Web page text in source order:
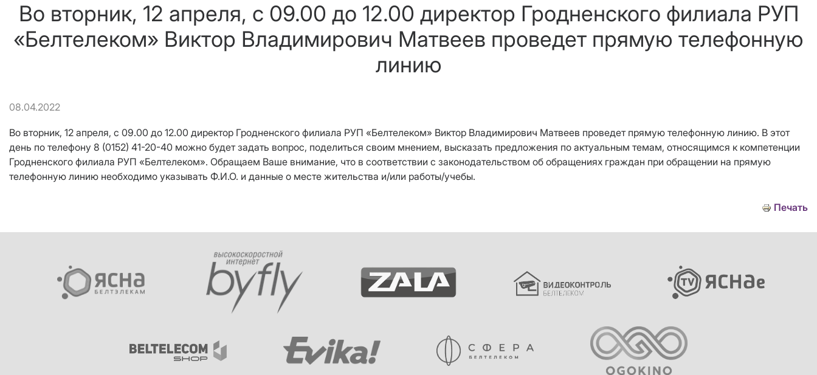
Во вторник, 12 апреля, с 09.00 до 12.00 директор Гродненского филиала РУП
«Белтелеком» Виктор Владимирович Матвеев проведет прямую телефонную
линию
08.04.2022
Во вторник, 12 апреля, с 09.00 до 12.00 директор Гродненского филиала РУП «Белтелеком» Виктор Владимирович Матвеев проведет прямую телефонную линию. В этот
день по телефону 8 (0152) 41-20-40 можно будет задать вопрос, поделиться своим мнением, высказать предложения по актуальным темам, относящимся к компетенции
Гродненского филиала РУП «Белтелеком». Обращаем Ваше внимание, что в соответствии с законодательством об обращениях граждан при обращении на прямую
телефонную линию необходимо указывать Ф.И.О. и данные о месте жительства и/или работы/учебы.
Печать